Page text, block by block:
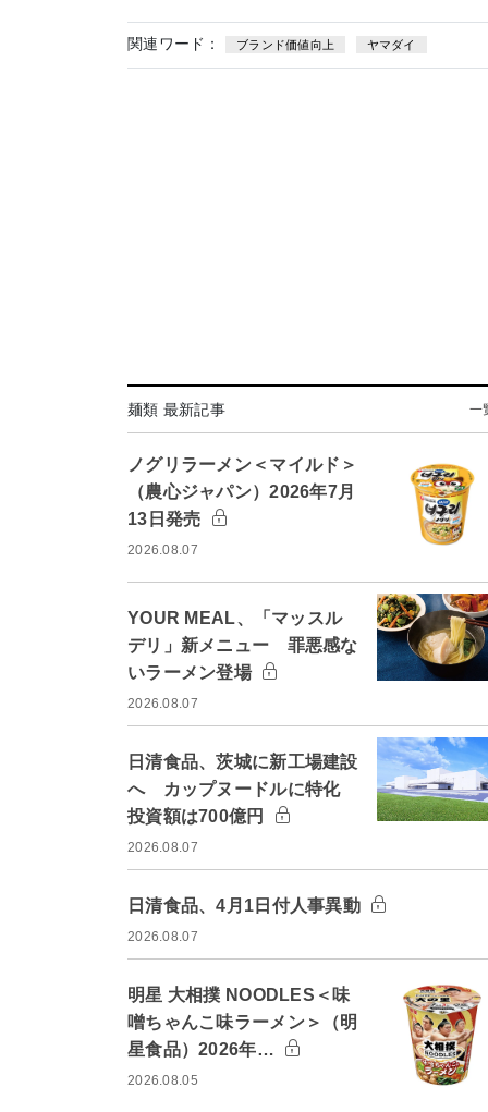
関連ワード： ブランド価値向上 ヤマダイ
麺類 最新記事 一
ノグリラーメン＜マイルド＞
（農心ジャパン）2026年7月
13日発売
2026.08.07
YOUR MEAL、「マッスル
デリ」新メニュー 罪悪感な
いラーメン登場
2026.08.07
日清食品、茨城に新工場建設
へ カップヌードルに特化
投資額は700億円
2026.08.07
日清食品、4月1日付人事異動
2026.08.07
明星 大相撲 NOODLES＜味
噌ちゃんこ味ラーメン＞（明
星食品）2026年…
2026.08.05